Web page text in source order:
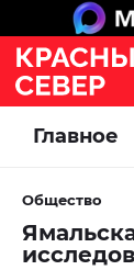
Главное
Общество